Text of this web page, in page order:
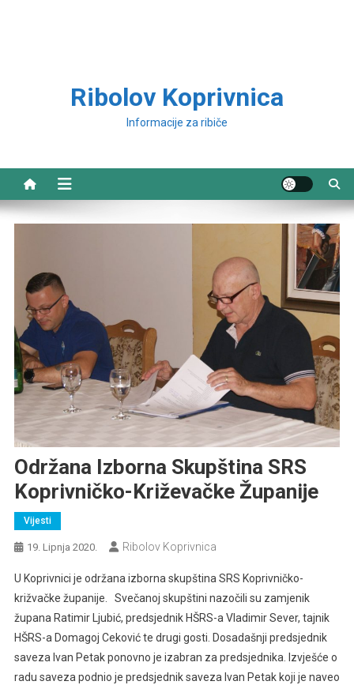
Ribolov Koprivnica
Informacije za ribiče
Održana Izborna Skupština SRS
Koprivničko-Križevačke Županije
Vijesti
19. Lipnja 2020. Ribolov Koprivnica
U Koprivnici je održana izborna skupština SRS Koprivničko-
križvačke županije. Svečanoj skupštini nazočili su zamjenik
župana Ratimir Ljubić, predsjednik HŠRS-a Vladimir Sever, tajnik
HŠRS-a Domagoj Ceković te drugi gosti. Dosadašnji predsjednik
saveza Ivan Petak ponovno je izabran za predsjednika. Izvješće o
radu saveza podnio je predsjednik saveza Ivan Petak koji je naveo